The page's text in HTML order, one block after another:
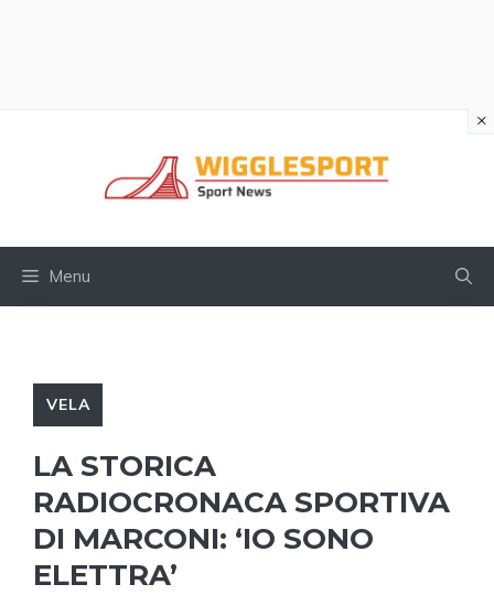
Menu
VELA
LA STORICA
RADIOCRONACA SPORTIVA
DI MARCONI: ‘IO SONO
ELETTRA’
×